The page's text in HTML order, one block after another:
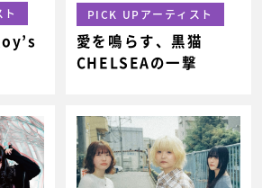
PICK UPアーティスト
愛を鳴らす、黒猫
CHELSEAの一撃